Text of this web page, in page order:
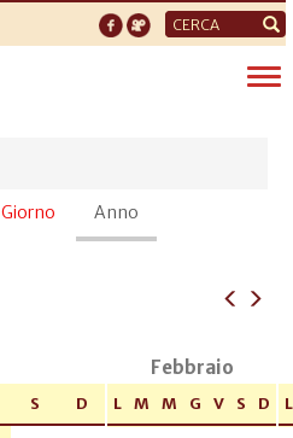
Form
di
ricerca
Giorno Anno
attiva)
S D
Febbraio
L M M G V S D L